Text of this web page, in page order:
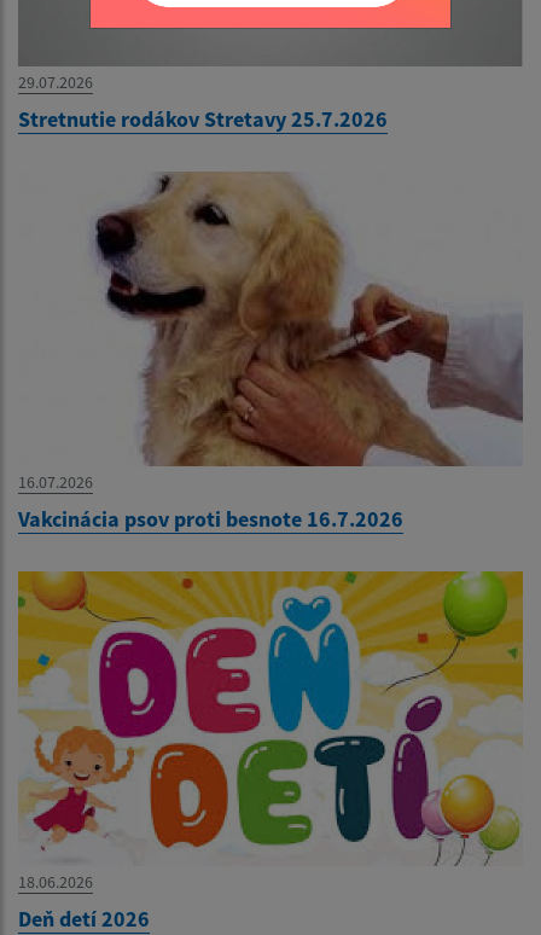
29.07.2026
Stretnutie rodákov Stretavy 25.7.2026
16.07.2026
Vakcinácia psov proti besnote 16.7.2026
18.06.2026
Deň detí 2026